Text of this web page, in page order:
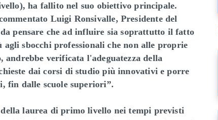
ha fallito nel suo obiettivo principale.
Luigi Ronsivalle, Presidente del
pensare che ad influire sia soprattutto il fatto
sbocchi professionali che non alle proprie
andrebbe verificata l'adeguatezza della
dai corsi di studio più innovativi e porre
fin dalle scuole superiori”.
laurea di primo livello nei tempi previsti